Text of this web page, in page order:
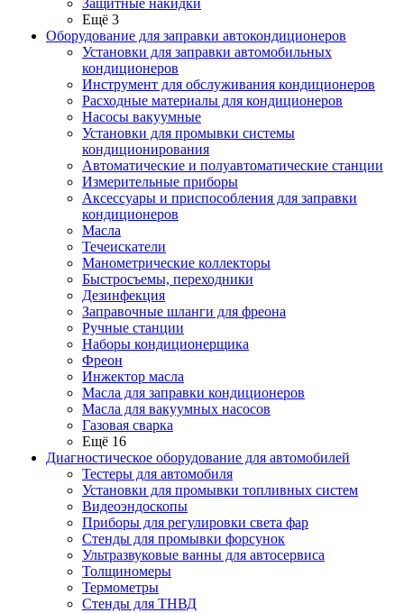
Защитные накидки
Ещё 3
Оборудование для заправки автокондиционеров
Установки для заправки автомобильных
кондиционеров
Инструмент для обслуживания кондиционеров
Расходные материалы для кондиционеров
Насосы вакуумные
Установки для промывки системы
кондиционирования
Автоматические и полуавтоматические станции
Измерительные приборы
Аксессуары и приспособления для заправки
кондиционеров
Масла
Течеискатели
Манометрические коллекторы
Быстросъемы, переходники
Дезинфекция
Заправочные шланги для фреона
Ручные станции
Наборы кондиционерщика
Фреон
Инжектор масла
Масла для заправки кондиционеров
Масла для вакуумных насосов
Газовая сварка
Ещё 16
Диагностическое оборудование для автомобилей
Тестеры для автомобиля
Установки для промывки топливных систем
Видеоэндоскопы
Приборы для регулировки света фар
Стенды для промывки форсунок
Ультразвуковые ванны для автосервиса
Толщиномеры
Термометры
Стенды для ТНВД